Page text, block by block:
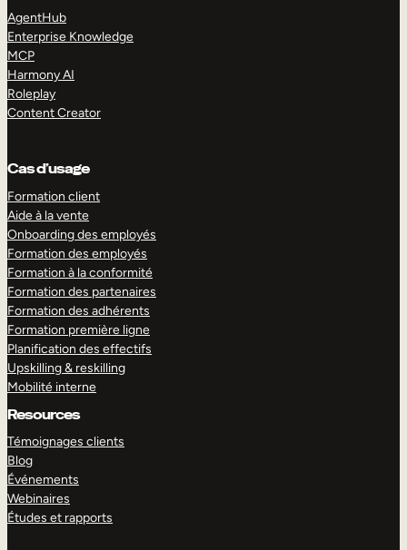
AgentHub
Enterprise Knowledge
MCP
Harmony AI
Roleplay
Content Creator
Cas d’usage
Formation client
Aide à la vente
Onboarding des employés
Formation des employés
Formation à la conformité
Formation des partenaires
Formation des adhérents
Formation première ligne
Planification des effectifs
Upskilling & reskilling
Mobilité interne
Resources
Témoignages clients
Blog
Événements
Webinaires
Études et rapports